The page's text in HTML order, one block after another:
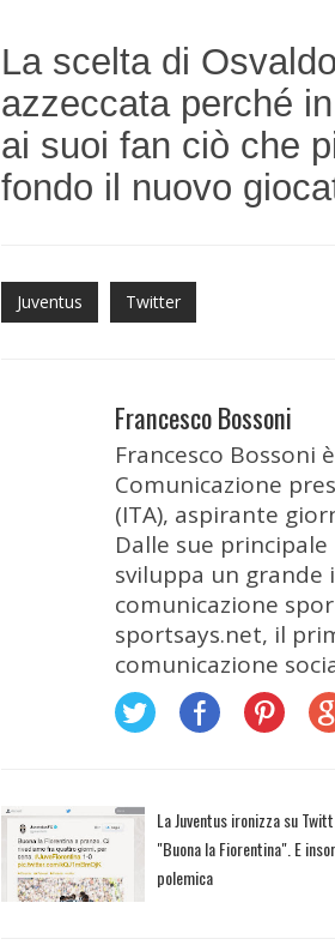
La scelta di
azzeccata perché
ai suoi fan ciò che
fondo il nuovo
Juventus Twitter
Francesco Bossoni
Francesco Bossoni
Comunicazione
(ITA), aspirante
Dalle sue
sviluppa un
comunicazione
sportsays.net, il
comunicazione
La Juventus ironizza su
"Buona la Fiorentina". E
polemica